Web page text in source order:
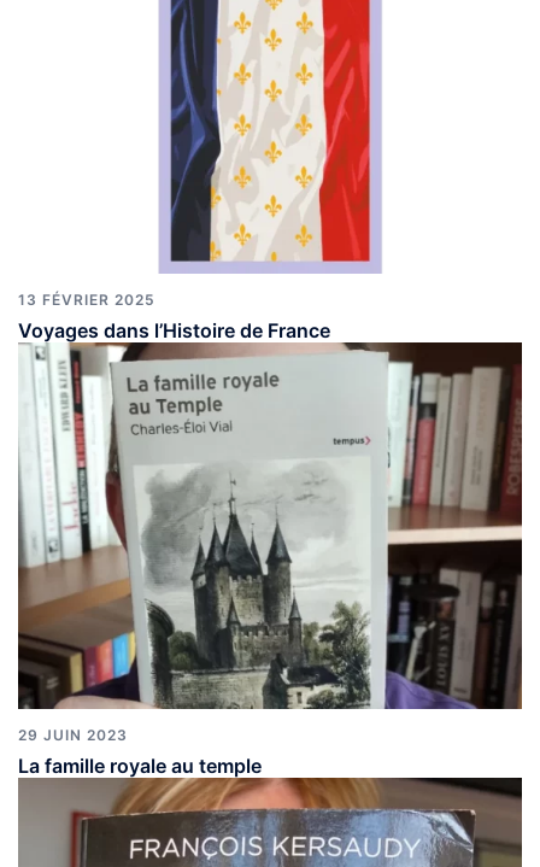
13 FÉVRIER 2025
Voyages dans l’Histoire de France
29 JUIN 2023
La famille royale au temple